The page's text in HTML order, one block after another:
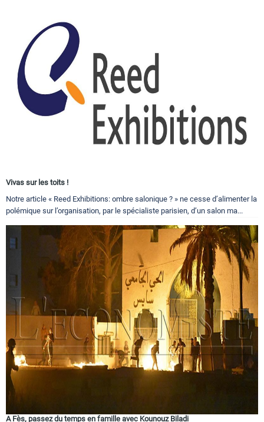
Vivas sur les toits !
Notre article « Reed Exhibitions: ombre salonique ? » ne cesse d’alimenter la
polémique sur l’organisation, par le spécialiste parisien, d’un salon ma...
A Fès, passez du temps en famille avec Kounouz Biladi